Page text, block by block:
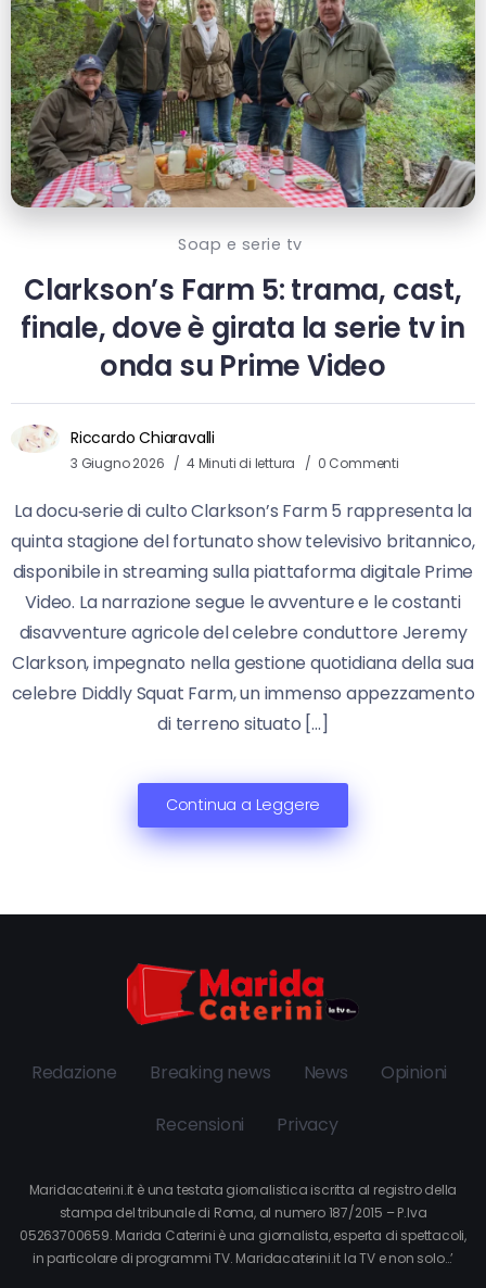
Soap e serie tv
Clarkson’s Farm 5: trama, cast,
finale, dove è girata la serie tv in
onda su Prime Video
Riccardo Chiaravalli
3 Giugno 2026 4 Minuti di lettura 0 Commenti
La docu‑serie di culto Clarkson’s Farm 5 rappresenta la
quinta stagione del fortunato show televisivo britannico,
disponibile in streaming sulla piattaforma digitale Prime
Video. La narrazione segue le avventure e le costanti
disavventure agricole del celebre conduttore Jeremy
Clarkson, impegnato nella gestione quotidiana della sua
celebre Diddly Squat Farm, un immenso appezzamento
di terreno situato […]
Continua a Leggere
Redazione Breaking news News Opinioni
Recensioni Privacy
Maridacaterini.it è una testata giornalistica iscritta al registro della
stampa del tribunale di Roma, al numero 187/2015 – P.Iva
05263700659. Marida Caterini è una giornalista, esperta di spettacoli,
in particolare di programmi TV. Maridacaterini.it la TV e non solo…’